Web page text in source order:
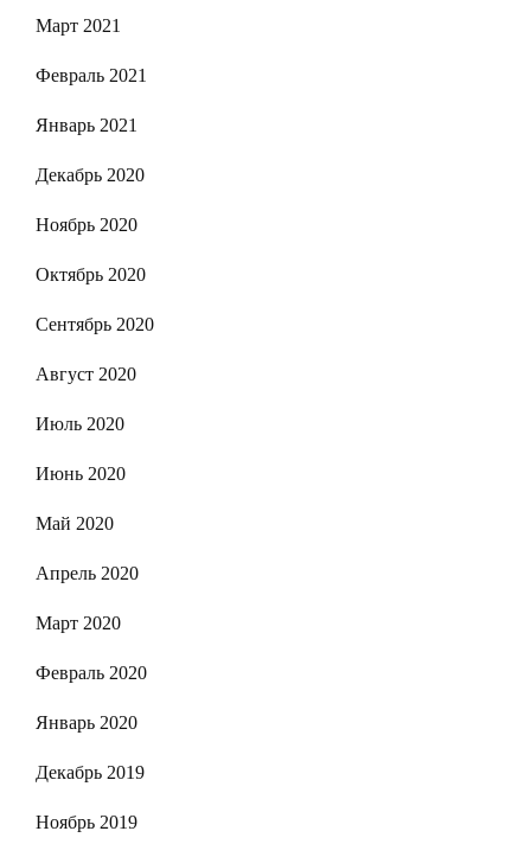
Март 2021
Февраль 2021
Январь 2021
Декабрь 2020
Ноябрь 2020
Октябрь 2020
Сентябрь 2020
Август 2020
Июль 2020
Июнь 2020
Май 2020
Апрель 2020
Март 2020
Февраль 2020
Январь 2020
Декабрь 2019
Ноябрь 2019